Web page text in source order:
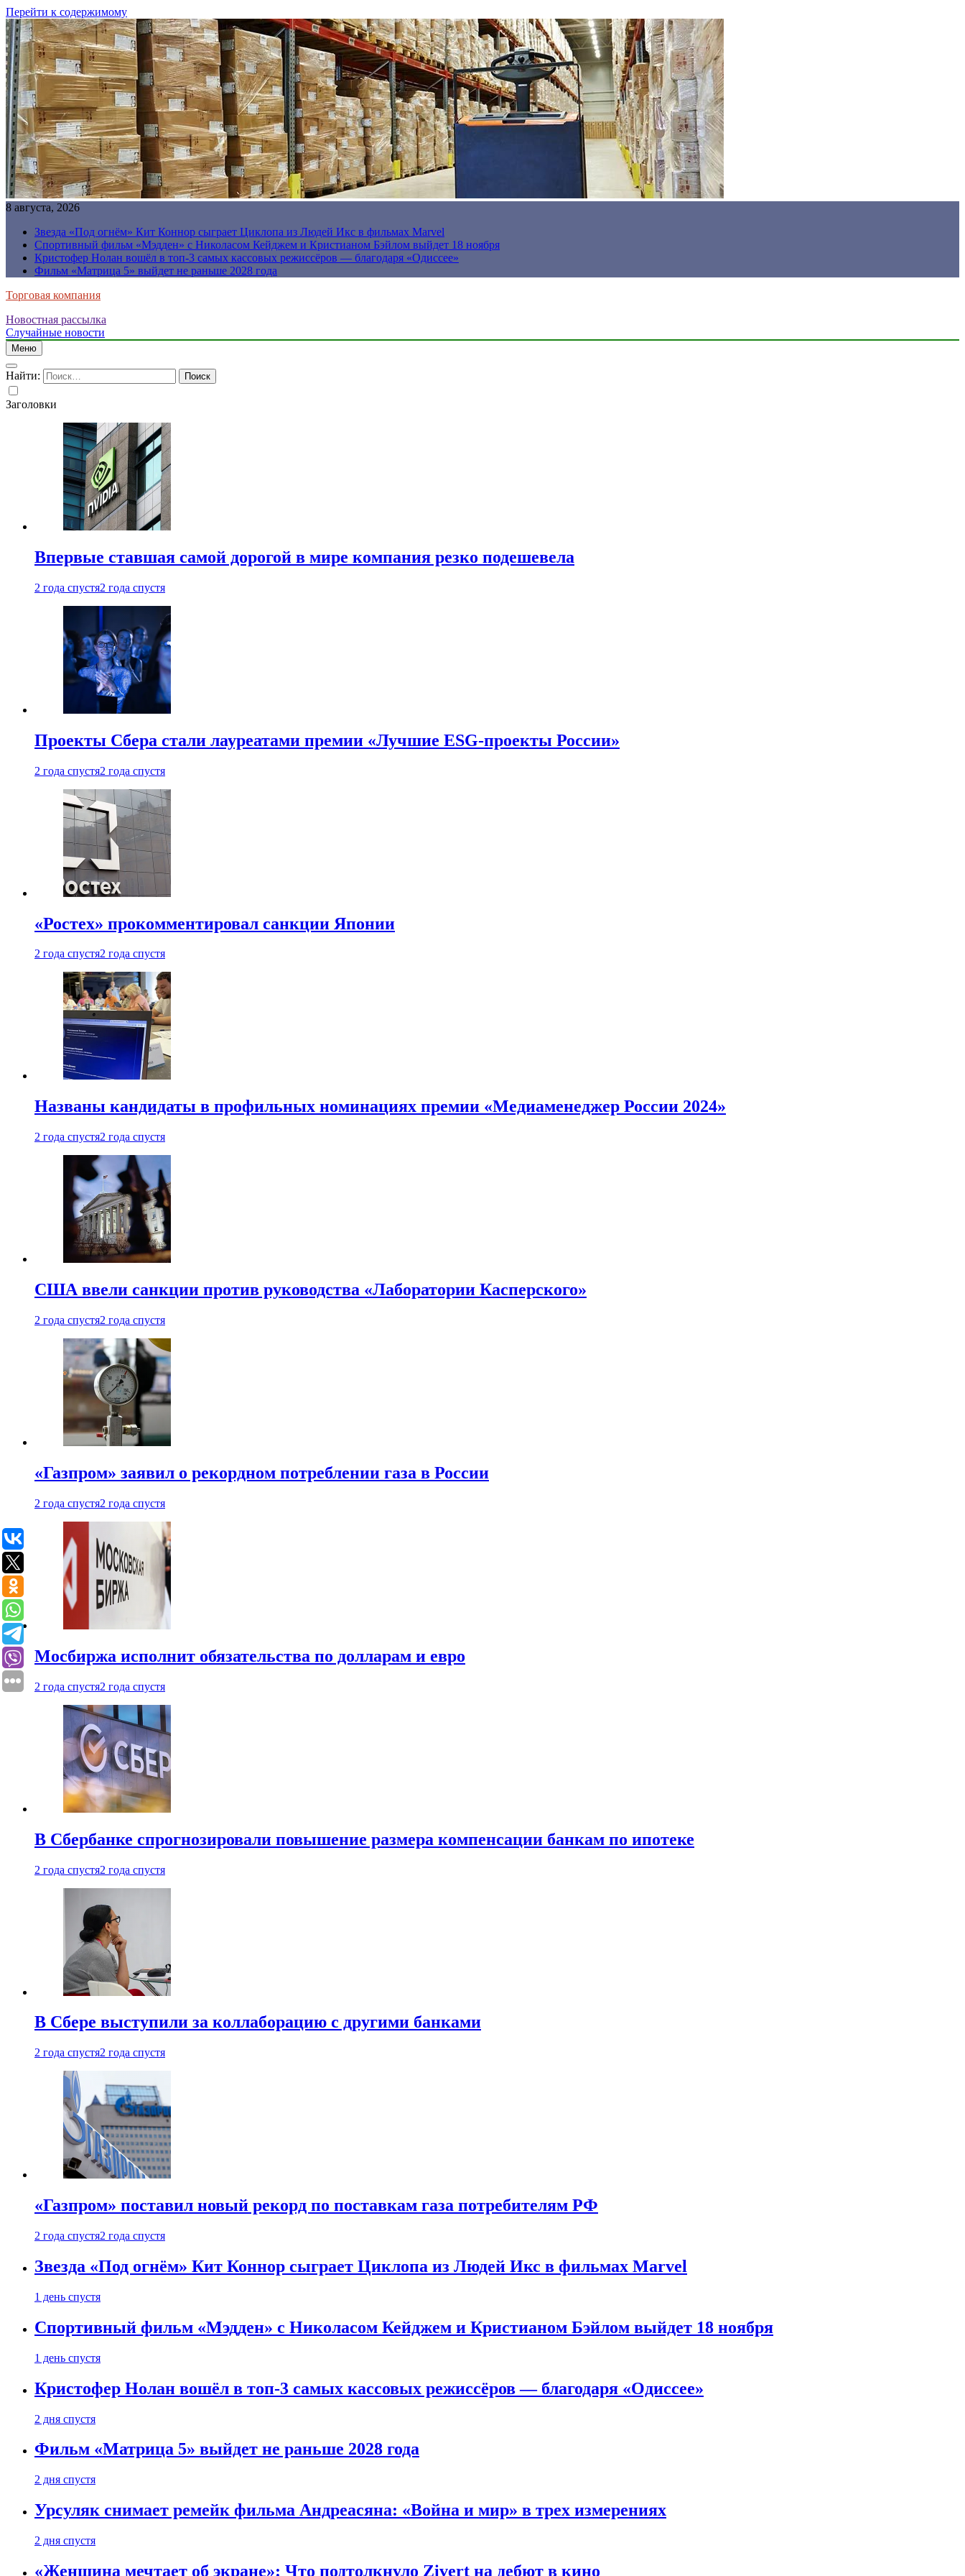
Перейти к содержимому
8 августа, 2026
Звезда «Под огнём» Кит Коннор сыграет Циклопа из Людей Икс в фильмах Marvel
Спортивный фильм «Мэдден» с Николасом Кейджем и Кристианом Бэйлом выйдет 18 ноября
Кристофер Нолан вошёл в топ-3 самых кассовых режиссёров — благодаря «Одиссее»
Фильм «Матрица 5» выйдет не раньше 2028 года
Торговая компания
Новостная рассылка
Случайные новости
Меню
Найти:
Заголовки
Впервые ставшая самой дорогой в мире компания резко подешевела
2 года спустя2 года спустя
Проекты Сбера стали лауреатами премии «Лучшие ESG-проекты России»
2 года спустя2 года спустя
«Ростех» прокомментировал санкции Японии
2 года спустя2 года спустя
Названы кандидаты в профильных номинациях премии «Медиаменеджер России 2024»
2 года спустя2 года спустя
США ввели санкции против руководства «Лаборатории Касперского»
2 года спустя2 года спустя
«Газпром» заявил о рекордном потреблении газа в России
2 года спустя2 года спустя
Мосбиржа исполнит обязательства по долларам и евро
2 года спустя2 года спустя
В Сбербанке спрогнозировали повышение размера компенсации банкам по ипотеке
2 года спустя2 года спустя
В Сбере выступили за коллаборацию с другими банками
2 года спустя2 года спустя
«Газпром» поставил новый рекорд по поставкам газа потребителям РФ
2 года спустя2 года спустя
Звезда «Под огнём» Кит Коннор сыграет Циклопа из Людей Икс в фильмах Marvel
1 день спустя
Спортивный фильм «Мэдден» с Николасом Кейджем и Кристианом Бэйлом выйдет 18 ноября
1 день спустя
Кристофер Нолан вошёл в топ-3 самых кассовых режиссёров — благодаря «Одиссее»
2 дня спустя
Фильм «Матрица 5» выйдет не раньше 2028 года
2 дня спустя
Урсуляк снимает ремейк фильма Андреасяна: «Война и мир» в трех измерениях
2 дня спустя
«Женщина мечтает об экране»: Что подтолкнуло Zivert на дебют в кино